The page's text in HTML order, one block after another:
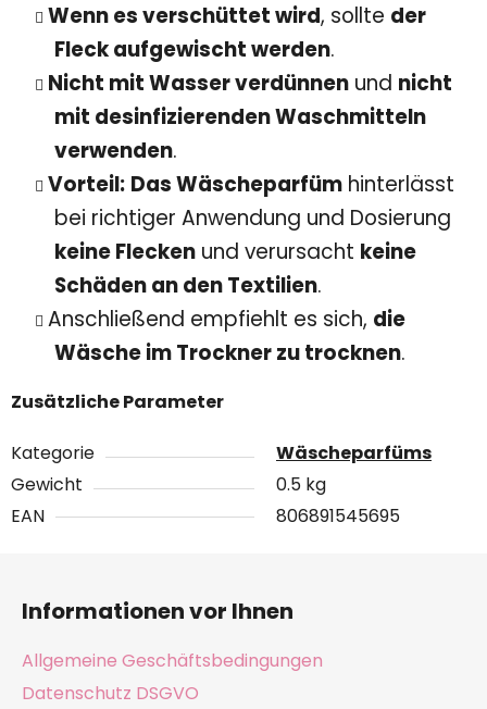
Wenn es verschüttet wird, sollte der
Fleck aufgewischt werden.
Nicht mit Wasser verdünnen und nicht
mit desinfizierenden Waschmitteln
verwenden.
Vorteil: DasWäscheparfüm hinterlässt
bei richtiger Anwendung und Dosierung
keine Flecken und verursacht keine
Schäden an den Textilien.
Anschließend empfiehlt es sich, die
Wäsche im Trockner zu trocknen.
Zusätzliche Parameter
Kategorie
Wäscheparfüms
Gewicht
0.5 kg
EAN
806891545695
Informationen vor Ihnen
Allgemeine Geschäftsbedingungen
Datenschutz DSGVO